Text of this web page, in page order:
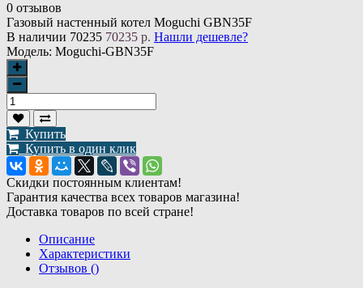
0 отзывов
Газовый настенный котел Moguchi GBN35F
В наличии 70235 70235 р. Нашли дешевле?
Модель: Moguchi-GBN35F
Купить
Купить в один клик
Скидки постоянным клиентам!
Гарантия качества всех товаров магазина!
Доставка товаров по всей стране!
Описание
Характеристики
Отзывов ()